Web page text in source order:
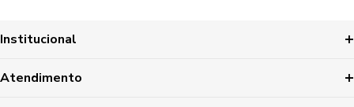
Institucional
Atendimento